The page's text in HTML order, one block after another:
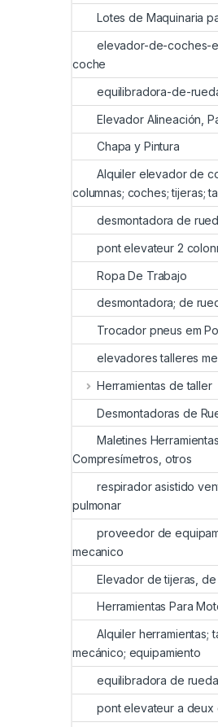
Lotes de Maquinaria
elevador-de-coches-
coche
equilibradora-de-
Elevador Alineación,
Chapa y Pintura
Alquiler elevador de
columnas; coches; tijeras;
desmontadora de
pont elevateur 2
Ropa De Trabajo
desmontadora; de
Trocador pneus em
elevadores talleres
Herramientas de taller
Desmontadoras de
Maletines
Compresímetros, otros
respirador asistido
pulmonar
proveedor de
mecanico
Elevador de tijeras,
Herramientas Para
Alquiler herramientas;
mecánico; equipamiento
equilibradora de
pont elevateur a deux